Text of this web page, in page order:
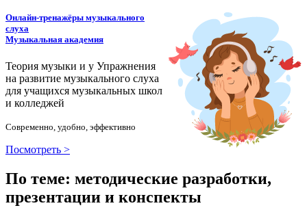
Онлайн-тренажёры музыкального
слуха
Музыкальная академия
Теория музыки и у Упражнения
на развитие музыкального слуха
для учащихся музыкальных школ
и колледжей
Современно, удобно, эффективно
Посмотреть >
По теме: методические разработки,
презентации и конспекты